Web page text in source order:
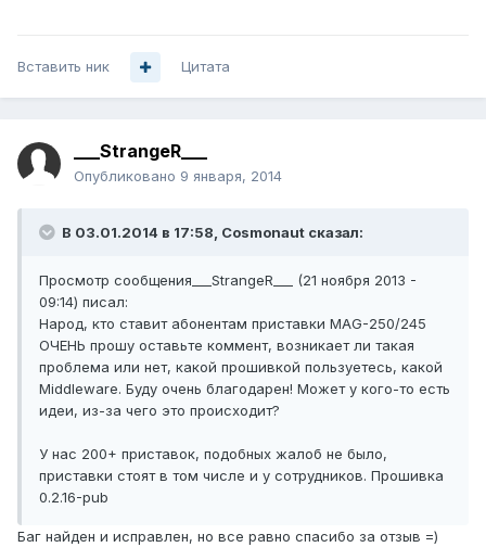
Вставить ник Цитата
___StrangeR___
Опубликовано 9 января, 2014
В 03.01.2014 в 17:58, Cosmonaut сказал:
Просмотр сообщения___StrangeR___ (21 ноября 2013 -
09:14) писал:
Народ, кто ставит абонентам приставки MAG-250/245
ОЧЕНЬ прошу оставьте коммент, возникает ли такая
проблема или нет, какой прошивкой пользуетесь, какой
Middleware. Буду очень благодарен! Может у кого-то есть
идеи, из-за чего это происходит?
У нас 200+ приставок, подобных жалоб не было,
приставки стоят в том числе и у сотрудников. Прошивка
0.2.16-pub
Баг найден и исправлен, но все равно спасибо за отзыв =)